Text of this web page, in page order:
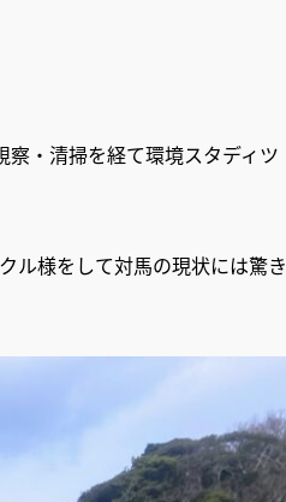
・清掃を経て環境スタディツ
ル様をして対馬の現状には驚き